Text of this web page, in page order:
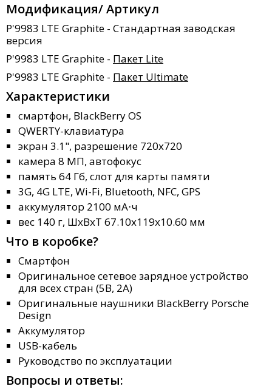
Модификация/ Артикул
P'9983 LTE Graphite - Стандартная заводская
версия
P'9983 LTE Graphite - Пакет Lite
P'9983 LTE Graphite - Пакет Ultimate
Характеристики
смартфон, BlackBerry OS
QWERTY-клавиатура
экран 3.1", разрешение 720x720
камера 8 МП, автофокус
память 64 Гб, слот для карты памяти
3G, 4G LTE, Wi-Fi, Bluetooth, NFC, GPS
аккумулятор 2100 мА⋅ч
вес 140 г, ШxВxТ 67.10x119x10.60 мм
Что в коробке?
Смартфон
Оригинальное сетевое зарядное устройство
для всех стран (5В, 2А)
Оригинальные наушники BlackBerry Porsche
Design
Аккумулятор
USB-кабель
Руководство по эксплуатации
Вопросы и ответы: